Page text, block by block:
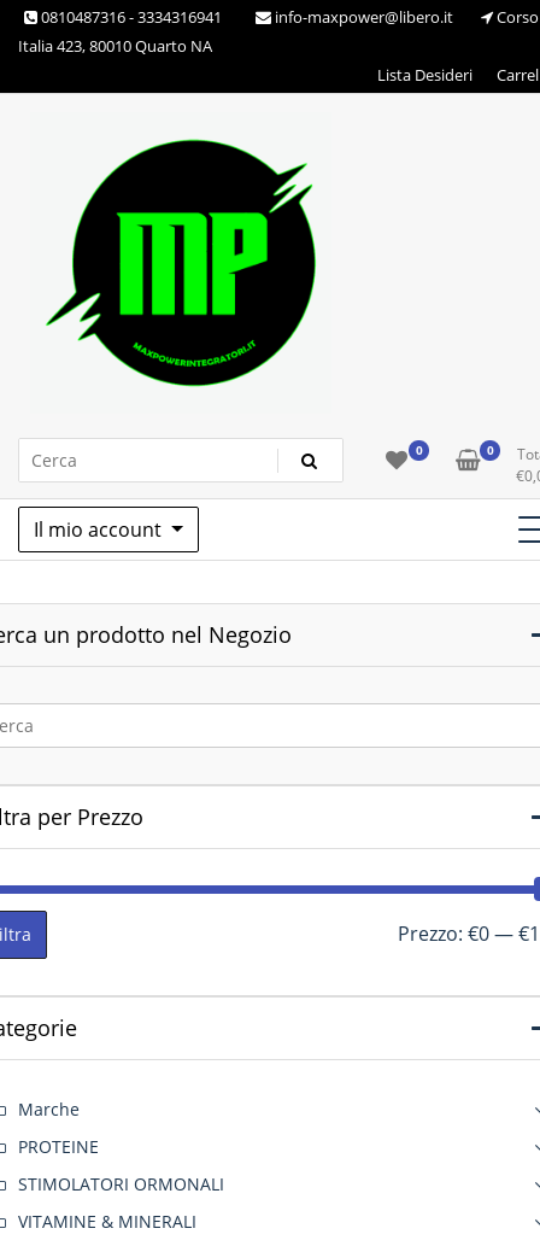
Skip 0810487316 - 3334316941 info-maxpower@libero.it
Corso
Italia 423, 80010 Quarto NA
Lista Desideri
Max Power Integratori 0 0
€
Il mio account
un prodotto nel Negozio
per Prezzo
Prezzo: €0—
Marche
PROTEINE
STIMOLATORI ORMONALI
VITAMINE & MINERALI